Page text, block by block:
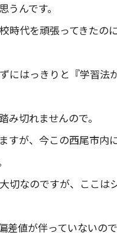
んです。
時代を頑張ってきたの
にはっきりと『学習法
切れませんので。
すが、今この西尾市内
切なのですが、ここは
差値が伴っていないの